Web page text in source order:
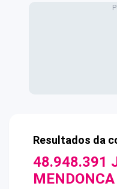
Resultados da
48.948.391